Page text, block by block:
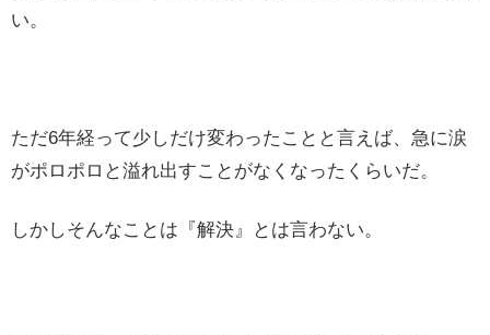
い。
ただ6年経って少しだけ変わったことと言えば、急に涙
がポロポロと溢れ出すことがなくなったくらいだ。
しかしそんなことは『解決』とは言わない。